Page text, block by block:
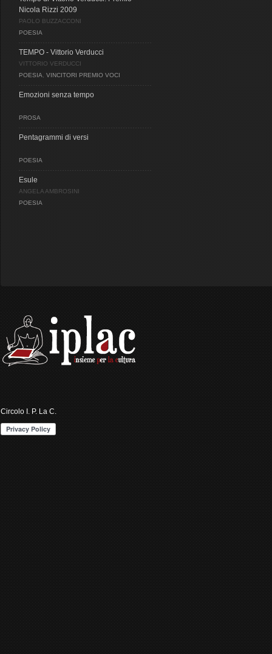
Nicola Rizzi 2009
PAOLO BUZZACCONI
POESIA
TEMPO - Vittorio Verducci
VITTORIO VERDUCCI
POESIA
VINCITORI PREMIO VOCI
Emozioni senza tempo
PROSA
Pentagrammi di versi
POESIA
Esule
ANGELA AMBROSINI
POESIA
Circolo I. P. La C.